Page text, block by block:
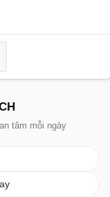
tâm mỗi ngày